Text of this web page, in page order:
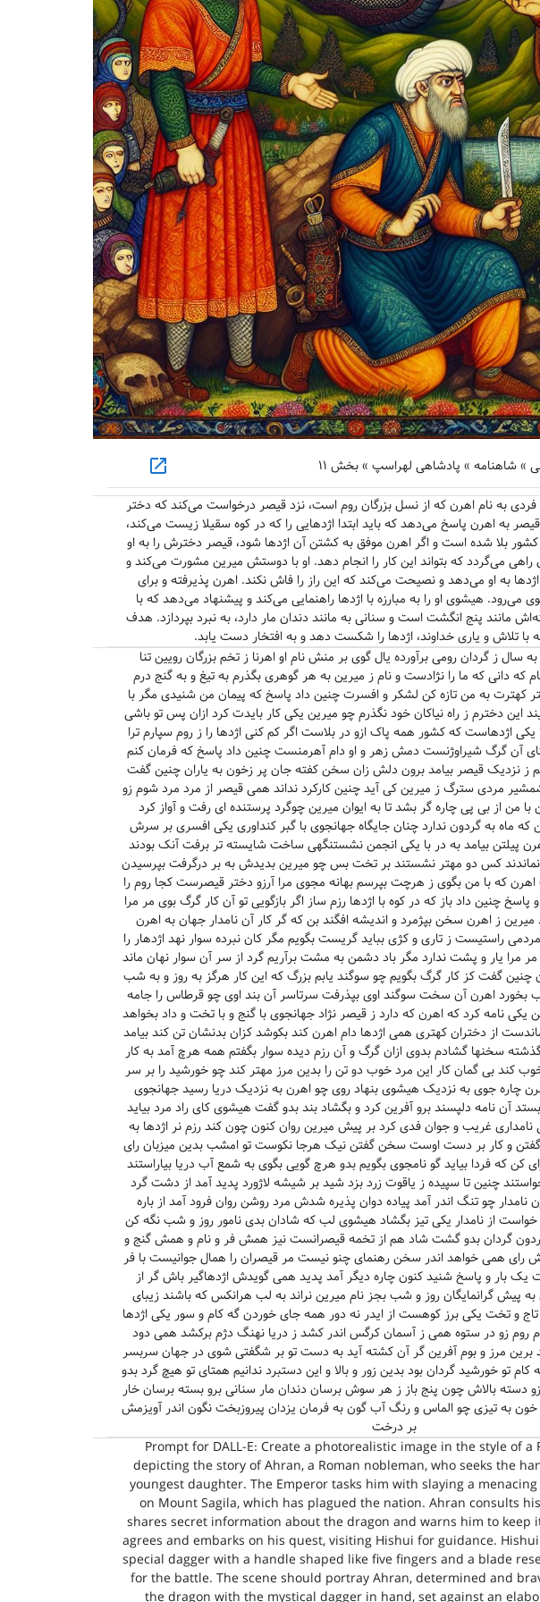
» شاهنامه » پادشاهی لهراسپ » بخش ۱۱ open_in_new
به نام اهرن که از نسل بزرگان روم است، نزد قیصر درخواست می‌کند که دختر
به اهرن پاسخ می‌دهد که باید ابتدا اژدهایی را که در کوه سقیلا زیست می‌کند،
کشور بلا شده است و اگر اهرن موفق به کشتن آن اژدها شود، قیصر دخترش را به او
راهی می‌گردد که بتواند این کار را انجام دهد. او با دوستش میرین مشورت می‌کند و
اژدها به او می‌دهد و نصیحت می‌کند که این راز را فاش نکند. اهرن پذیرفته و برای
می‌رود. هیشوی او را به مبارزه با اژدها راهنمایی می‌کند و پیشنهاد می‌دهد که با
پنج انگشت است و سنانی به مانند دندان مار دارد، به نبرد بپردازد. هدف
با تلاش و یاری خداوند، اژدها را شکست دهد و به افتخار دست یابد.
سال ز گردان رومی برآورده یال گوی بر منش نام او اهرنا ز تخم بزرگان رویین تنا
که دانی که ما را نژادست و نام ز میرین به هر گوهری بگذرم به تیغ و به گنج درم
کهترت به من تازه کن لشکر و افسرت چنین داد پاسخ که پیمان من شنیدی مگر با
این دخترم ز راه نیاکان خود نگذرم چو میرین یکی کار بایدت کرد ازان پس تو باشی
یکی اژدهاست که کشور همه پاک ازو در بلاست اگر کم کنی اژدها را ز روم سپارم ترا
آن گرگ شیراوژنست دمش زهر و او دام آهرمنست چنین داد پاسخ که فرمان کنم
ز نزدیک قیصر بیامد برون دلش زان سخن کفته جان پر زخون به یاران چنین گفت
مردی سترگ ز میرین کی آید چنین کارکرد نداند همی قیصر از مرد مرد شوم زو
من از بی پی چاره گر بشد تا به ایوان میرین چوگرد پرستنده ای رفت و آواز کرد
ماه به گردون ندارد چنان جایگاه جهانجوی با گبر کنداوری یکی افسری بر سرش
پیلتن بیامد به در با یکی انجمن نشستنگهی ساخت شایسته تر برفت آنک بودند
نماندند کس دو مهتر نشستند بر تخت بس چو میرین بدیدش به بر درگرفت بپرسیدن
که با من بگوی ز هرچت بپرسم بهانه مجوی مرا آرزو دختر قیصرست کجا روم را
چنین داد باز که در کوه با اژدها رزم ساز اگر بازگویی تو آن کار گرگ بوی مر مرا
ز اهرن سخن بپژمرد و اندیشه افگند بن که گر کار آن نامدار جهان به اهرن
راستیست ز تاری و کژی بباید گریست بگویم مگر کان نبرده سوار نهد اژدهار را
مر مرا یار و پشت ندارد مگر باد دشمن به مشت برآریم گرد از سر آن سوار نهان ماند
چنین گفت کز کار گرگ بگویم چو سوگند یابم بزرگ که این کار هرگز به روز و به شب
بخورد اهرن آن سخت سوگند اوی بپذرفت سرتاسر آن بند اوی چو قرطاس را جامه
نامه کرد که اهرن که دارد ز قیصر نژاد جهانجوی با گنج و با تخت و داد بخواهد
از دختران کهتری همی اژدها دام اهرن کند بکوشد کزان بدنشان تن کند بیامد
سخنها گشادم بدوی ازان گرگ و آن رزم دیده سوار بگفتم همه هرچ آمد به کار
کند بی گمان کار این مرد خوب دو تن را بدین مرز مهتر کند چو خورشید را بر سر
چاره جوی به نزدیک هیشوی بنهاد روی چو اهرن به نزدیک دریا رسید جهانجوی
آن نامه دلپسند برو آفرین کرد و بگشاد بند بدو گفت هیشوی کای راد مرد بیاید
نامداری غریب و جوان فدی کرد بر پیش میرین روان کنون چون کند رزم نر اژدها به
گفتن و کار بر دست اوست سخن گفتن نیک هرجا نکوست تو امشب بدین میزبان رای
کن که فردا بیاید گو نامجوی بگویم بدو هرچ گویی بگوی به شمع آب دریا بیاراستند
چنین تا سپیده ز یاقوت زرد بزد شید بر شیشه لاژورد پدید آمد از دشت گرد
چو تنگ اندر آمد پیاده دوان پذیره شدش مرد روشن روان فرود آمد از باره
از نامدار یکی تیز بگشاد هیشوی لب که شادان بدی نامور روز و شب نگه کن
گردان بدو گشت شاد هم از تخمه قیصرانست نیز همش فر و نام و همش گنج و
رای همی خواهد اندر سخن رهنمای چنو نیست مر قیصران را همال جوانیست با فر
یک بار و پاسخ شنید کنون چاره دیگر آمد پدید همی گویدش اژدهاگیر باش گر از
پیش گرانمایگان روز و شب بجز نام میرین نراند به لب هرانکس که باشند زیبای
و تخت یکی برز کوهست از ایدر نه دور همه جای خوردن گه کام و سور یکی اژدها
روم زو در ستوه همی ز آسمان کرگس اندر کشد ز دریا نهنگ دژم برکشد همی دود
برین مرز و بوم آفرین گر آن کشته آید به دست تو بر شگفتی شوی در جهان سربسر
کام تو خورشید گردان بود بدین زور و بالا و این دستبرد ندانیم همتای تو هیچ گرد بدو
دسته بالاش چون پنج باز ز هر سوش برسان دندان مار سنانی برو بسته برسان خار
به تیزی چو الماس و رنگ آب گون به فرمان یزدان پیروزبخت نگون اندر آویزمش
بر درخت
Prompt for DALL-E: Create a photorealistic image in the style of
depicting the story of Ahran, a Roman nobleman, who seeks the
youngest daughter. The Emperor tasks him with slaying a
on Mount Sagila, which has plagued the nation. Ahran consults
shares secret information about the dragon and warns him to keep
agrees and embarks on his quest, visiting Hishui for guidance.
special dagger with a handle shaped like five fingers and a blade
for the battle. The scene should portray Ahran, determined and
the dragon with the mystical dagger in hand, set against an